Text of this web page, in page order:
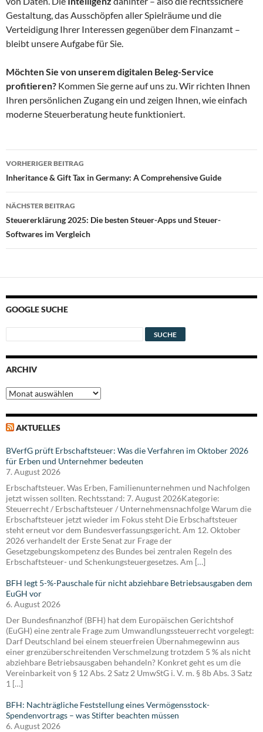
Gestaltung, das Ausschöpfen aller Spielräume und die
Verteidigung Ihrer Interessen gegenüber dem Finanzamt –
bleibt unsere Aufgabe für Sie.
Möchten Sie von unserem digitalen Beleg-Service
profitieren? Kommen Sie gerne auf uns zu. Wir richten Ihnen
Ihren persönlichen Zugang ein und zeigen Ihnen, wie einfach
moderne Steuerberatung heute funktioniert.
Beitragsnavigation
VORHERIGER BEITRAG
Inheritance & Gift Tax in Germany: A Comprehensive Guide
NÄCHSTER BEITRAG
Steuererklärung 2025: Die besten Steuer-Apps und Steuer-
Softwares im Vergleich
GOOGLE SUCHE
ARCHIV
Archiv
AKTUELLES
BVerfG prüft Erbschaftsteuer: Was die Verfahren im Oktober 2026
für Erben und Unternehmer bedeuten
7. August 2026
Erbschaftsteuer. Was Erben, Familienunternehmen und Nachfolgen
jetzt wissen sollten. Rechtsstand: 7. August 2026Kategorie:
Steuerrecht / Erbschaftsteuer / Unternehmensnachfolge Warum die
Erbschaftsteuer jetzt wieder im Fokus steht Die Erbschaftsteuer
steht erneut vor dem Bundesverfassungsgericht. Am 12. Oktober
2026 verhandelt der Erste Senat zur Frage der
Gesetzgebungskompetenz des Bundes bei zentralen Regeln des
Erbschaftsteuer- und Schenkungsteuergesetzes. Am […]
BFH legt 5-%-Pauschale für nicht abziehbare Betriebsausgaben dem
EuGH vor
6. August 2026
Der Bundesfinanzhof (BFH) hat dem Europäischen Gerichtshof
(EuGH) eine zentrale Frage zum Umwandlungssteuerrecht vorgelegt:
Darf Deutschland bei einem steuerfreien Übernahmegewinn aus
einer grenzüberschreitenden Verschmelzung trotzdem 5 % als nicht
abziehbare Betriebsausgaben behandeln? Konkret geht es um die
Vereinbarkeit von § 12 Abs. 2 Satz 2 UmwStG i. V. m. § 8b Abs. 3 Satz
1 […]
BFH: Nachträgliche Feststellung eines Vermögensstock-
Spendenvortrags – was Stifter beachten müssen
6. August 2026